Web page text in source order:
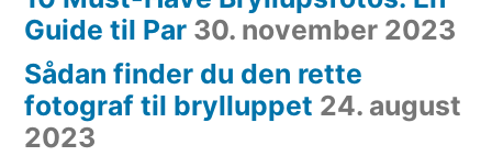
Guide til Par 30. november 2023
Sådan finder du den rette
fotograf til brylluppet 24. august
2023